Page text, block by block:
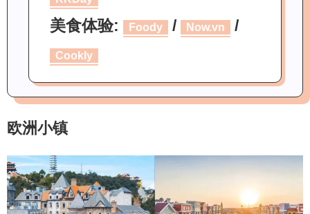
美食体验: Foody / Now.vn /
Cookly
欧洲小镇